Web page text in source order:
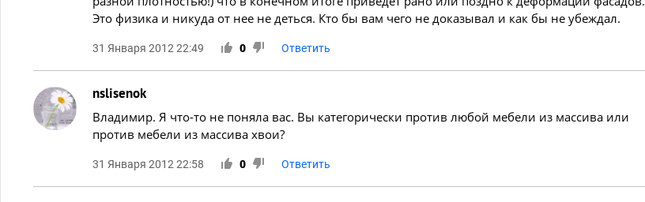
Это физика и никуда от нее не деться. Кто бы вам чего не доказывал и как бы не убеждал.
31 Января 2012 22:49 0 Ответить
nslisenok
Владимир. Я что-то не поняла вас. Вы категорически против любой мебели из массива или
против мебели из массива хвои?
31 Января 2012 22:58 0 Ответить